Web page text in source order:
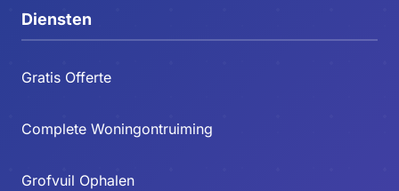
Diensten
Gratis Offerte
Complete Woningontruiming
Grofvuil Ophalen